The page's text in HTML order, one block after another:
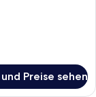
Preise sehen